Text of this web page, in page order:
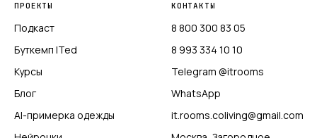
ПРОЕКТЫ
Подкаст
Буткемп ITed
Курсы
Блог
AI-примерка одежды
КОНТАКТЫ
8 800 300 83 05
8 993 334 10 10
Telegram @itrooms
WhatsApp
it.rooms.coliving@gmail.com